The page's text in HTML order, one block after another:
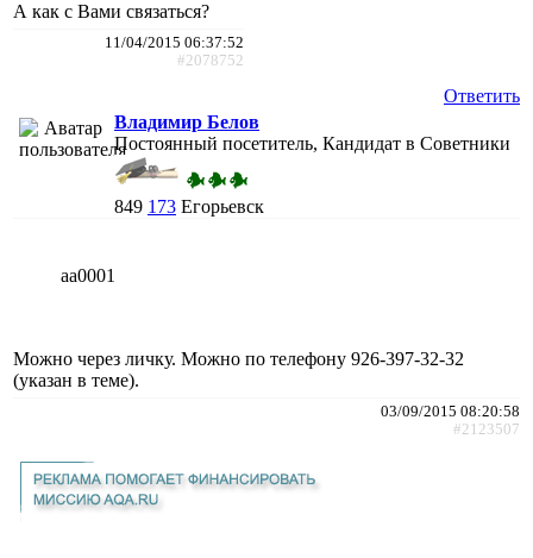
А как с Вами связаться?
11/04/2015 06:37:52
#2078752
Ответить
Владимир Белов
Постоянный посетитель, Кандидат в Советники
849 173 Егорьевск
aa0001
Можно через личку. Можно по телефону 926-397-32-32
(указан в теме).
03/09/2015 08:20:58
#2123507